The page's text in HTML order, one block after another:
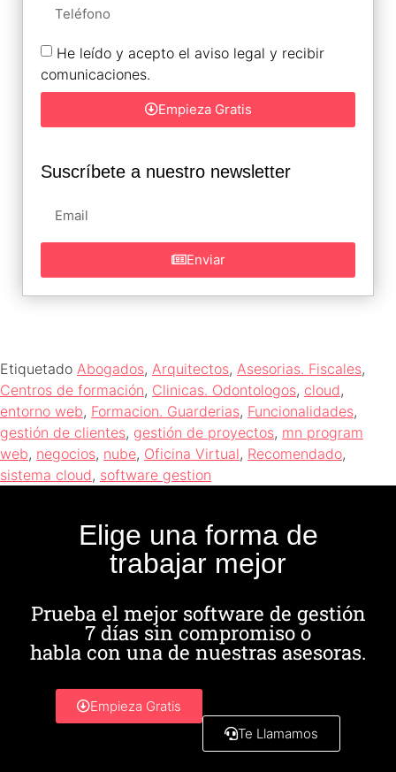
He leído y acepto el aviso legal y recibir
comunicaciones.
Empieza Gratis
Suscríbete a nuestro newsletter
Enviar
Etiquetado Abogados, Arquitectos, Asesorias. Fiscales,
Centros de formación, Clinicas. Odontologos, cloud,
entorno web, Formacion. Guarderias, Funcionalidades,
gestión de clientes, gestión de proyectos, mn program
web, negocios, nube, Oficina Virtual, Recomendado,
sistema cloud, software gestion
Elige una forma de
trabajar mejor
Prueba el mejor software de gestión
7 días sin compromiso o
habla con una de nuestras asesoras.
Empieza Gratis
Te Llamamos